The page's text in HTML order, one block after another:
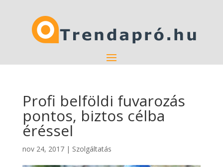
Profi belföldi fuvarozás
pontos, biztos célba
éréssel
nov 24, 2017| Szolgáltatás